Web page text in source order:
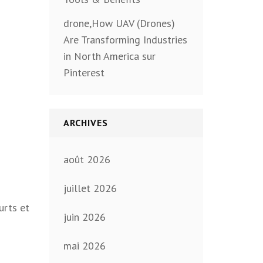
et
drone,How UAV (Drones)
Are Transforming Industries
in North America sur
Pinterest
ARCHIVES
août 2026
juillet 2026
juin 2026
mai 2026